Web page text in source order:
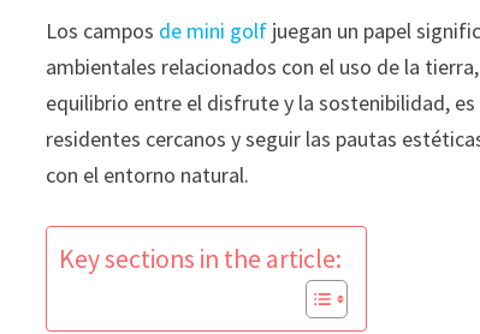
Los campos de mini golf juegan un papel
ambientales relacionados con el uso de la
equilibrio entre el disfrute y la sostenibilidad,
residentes cercanos y seguir las pautas
con el entorno natural.
Key sections in the article: